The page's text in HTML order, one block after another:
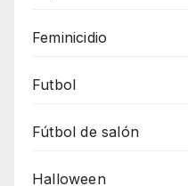
Feminicidio
Futbol
Fútbol de salón
Halloween